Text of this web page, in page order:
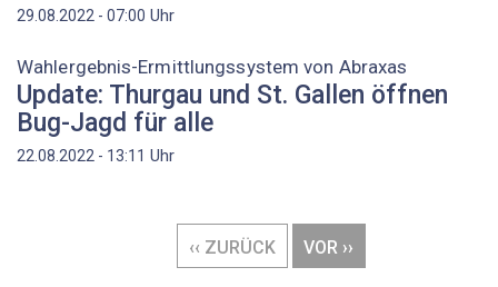
29.08.2022 - 07:00 Uhr
Wahlergebnis-Ermittlungssystem von Abraxas
Update: Thurgau und St. Gallen öffnen
Bug-Jagd für alle
22.08.2022 - 13:11 Uhr
VORHERIGE
SEITE
‹‹ ZURÜCK
NÄCHSTE
SEITE
VOR ››